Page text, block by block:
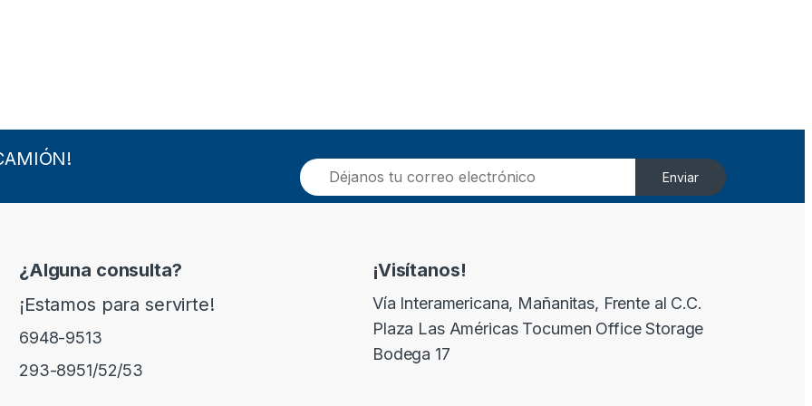
E
m
a
Enviar
¿Alguna consulta?
¡Estamos para servirte!
6948-9513
293-8951/52/53
¡Visítanos!
Vía Interamericana, Mañanitas, Frente al C.C.
Plaza Las Américas Tocumen Office Storage
Bodega 17